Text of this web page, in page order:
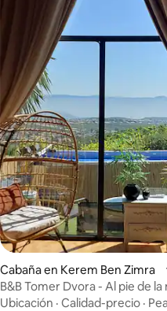
promedio: 5 de 5, 57 reseñas
Cabaña en Kerem Ben Zimra
B&B Tomer Dvora - Al pie de
frente a la vista. Jacuzzi.
Ubicación · Calidad-precio ·